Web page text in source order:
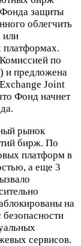
защиты
облегчить
или
платформах.
по
и предложена
Joint
Фонд начнет
рынок
бирж. По
платформ в
а еще 3
на
сервисов.